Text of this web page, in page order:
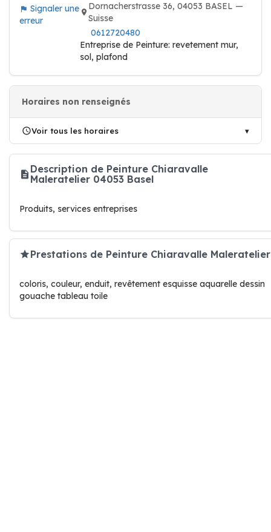
Signaler une
erreur
Dornacherstrasse 36, 04053 BASEL —
Suisse
0612720480
Entreprise de Peinture: revetement mur,
sol, plafond
Horaires non renseignés
Voir tous les horaires
Description de Peinture Chiaravalle
Maleratelier 04053 Basel
Produits, services entreprises
Prestations de Peinture Chiaravalle Maleratelier
coloris, couleur, enduit, revêtement esquisse aquarelle dessin
gouache tableau toile